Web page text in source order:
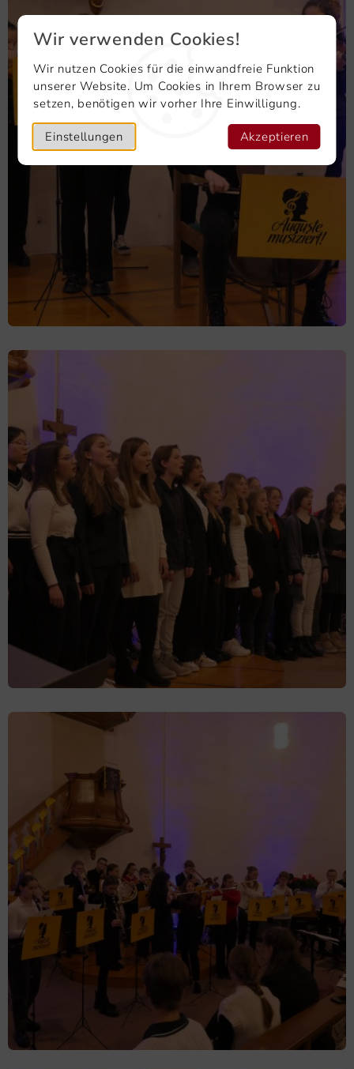
Wir verwenden Cookies!
Wir nutzen Cookies für die einwandfreie Funktion
unserer Website. Um Cookies in Ihrem Browser zu
setzen, benötigen wir vorher Ihre Einwilligung.
Einstellungen Akzeptieren